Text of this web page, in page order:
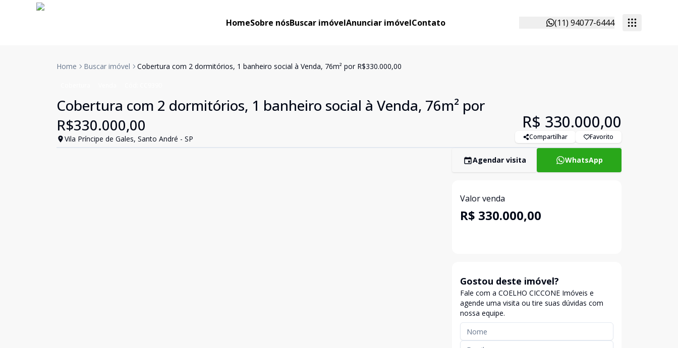
HomeSobre nósBuscar imóvelAnunciar imóvelContato (11) 94077-6444
Home Buscar imóvel Cobertura com 2 dormitórios, 1 banheiro social à Venda, 76m² por R$330.000,00
Cobertura com 2 dormitórios, 1 banheiro social à Venda, 76m² por
R$330.000,00
Vila Príncipe de Gales, Santo André - SP
R$ 330.000,00
Compartilhar Favorito
Agendar visita WhatsApp
Valor venda
R$ 330.000,00
Gostou deste imóvel?
Fale com a COELHO CICCONE Imóveis e
agende uma visita ou tire suas dúvidas com
nossa equipe.